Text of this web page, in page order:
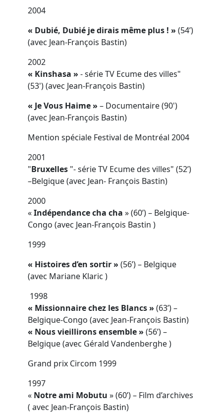
2004
« Dubié, Dubié je dirais même plus ! » (54’)
(avec Jean-François Bastin)
2002
« Kinshasa » - série TV Ecume des villes"
(53') (avec Jean-François Bastin)
« Je Vous Haime » – Documentaire (90')
(avec Jean-François Bastin)
Mention spéciale Festival de Montréal 2004
2001
"Bruxelles "- série TV Ecume des villes" (52’)
–Belgique (avec Jean- François Bastin)
2000
«Indépendance cha cha » (60’) – Belgique-
Congo (avec Jean-François Bastin )
1999
« Histoires d’en sortir » (56’) – Belgique
(avec Mariane Klaric )
1998
« Missionnaire chez les Blancs» (63’) –
Belgique-Congo (avec Jean-François Bastin)
« Nous vieillirons ensemble » (56’) –
Belgique (avec Gérald Vandenberghe )
Grand prix Circom 1999
1997
« Notre ami Mobutu » (60’) – Film d’archives
( avec Jean-François Bastin)